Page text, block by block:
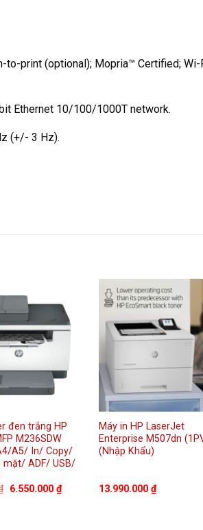
to-print (optional); Mopria™ Certified;
Ethernet 10/100/1000T network.
(+/- 3 Hz).
đen trắng HP
M236SDW
A5/ In/ Copy/
ADF/ USB/
Giá
6.550.000 ₫Giá
hiện
Máy in HP LaserJet
Enterprise M507dn
(Nhập Khẩu)
13.990.000 ₫